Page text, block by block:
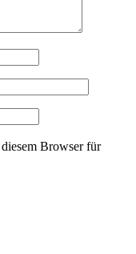
Browser für